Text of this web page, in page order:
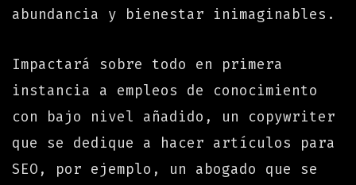
abundancia y bienestar inimaginables.
Impactará sobre todo en primera
instancia a empleos de conocimiento
con bajo nivel añadido, un copywriter
que se dedique a hacer artículos para
SEO, por ejemplo, un abogado que se